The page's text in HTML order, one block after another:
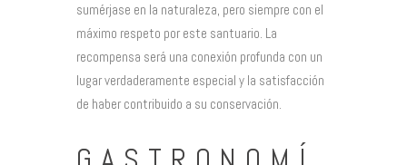
sumérjase en la naturaleza, pero siempre con el
máximo respeto por este santuario. La
recompensa será una conexión profunda con un
lugar verdaderamente especial y la satisfacción
de haber contribuido a su conservación.